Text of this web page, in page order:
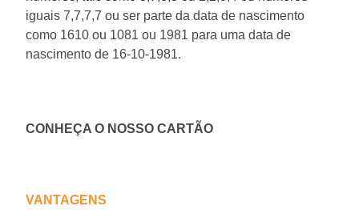
iguais 7,7,7,7 ou ser parte da data de nascimento
como 1610 ou 1081 ou 1981 para uma data de
nascimento de 16-10-1981.
CONHEÇA O NOSSO CARTÃO
VANTAGENS